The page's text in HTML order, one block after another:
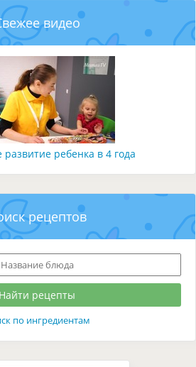
видео
развитие ребенка в 4 года
рецептов
по ингредиентам